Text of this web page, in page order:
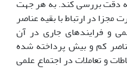
دقت بررسی کند. به هر جهت
در ارتباط با بقیه عناصر
و فرایند­های جاری در آن
کم و بیش پرداخته شده
و تعاملات در اجتماع علمی